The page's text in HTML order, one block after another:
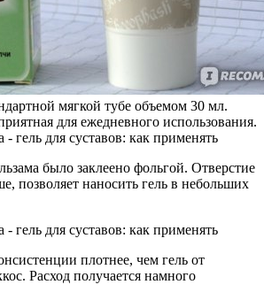
мягкой тубе объемом 30 мл.
для ежедневного использования.
было заклеено фольгой. Отверстие
позволяет наносить гель в небольших
плотнее, чем гель от
Расход получается намного